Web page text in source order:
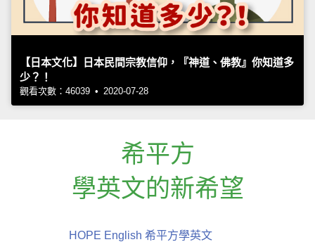
【日本文化】日本民間宗教信仰，『神道、佛教』你知道多
少？！
觀看次數：46039 • 2020-07-28
希平方
學英文的新希望
HOPE English 希平方學英文